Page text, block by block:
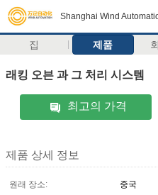
Shanghai Wind
집 제품
래킹 오븐 과 그 처리 시스템
최고의 가격
제품 상세 정보
원래 장소:
중국